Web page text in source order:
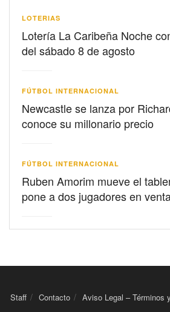
LOTERIAS
Lotería La Caribeña Noche
del sábado 8 de agosto
FÚTBOL INTERNACIONAL
Newcastle se lanza por
conoce su millonario precio
FÚTBOL INTERNACIONAL
Ruben Amorim mueve el
pone a dos jugadores en
Staff Contacto Aviso Legal – Términos